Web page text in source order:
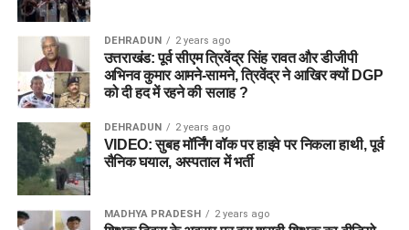
DEHRADUN 2 years ago
उत्तराखंड: पूर्व सीएम त्रिवेंद्र सिंह रावत और डीजीपी
अभिनव कुमार आमने-सामने, त्रिवेंद्र ने आखिर क्यों DGP
को दी हद में रहने की सलाह ?
DEHRADUN 2 years ago
VIDEO: सुबह मॉर्निंग वॉक पर हाइवे पर निकला हाथी, पूर्व
सैनिक घयाल, अस्पताल में भर्ती
MADHYA PRADESH 2 years ago